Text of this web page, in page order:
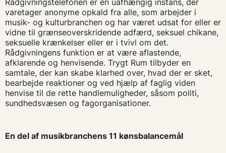
varetager anonyme opkald fra alle, som arbejder i
musik- og kulturbranchen og har været udsat for eller er
vidne til grænseoverskridende adfærd, seksuel chikane,
seksuelle krænkelser eller er i tvivl om det.
Rådgivningens funktion er at være aflastende,
afklarende og henvisende. Trygt Rum tilbyder en
samtale, der kan skabe klarhed over, hvad der er sket,
bearbejde reaktioner og ved hjælp af faglig viden
henvise til de rette handlemuligheder, såsom politi,
sundhedsvæsen og fagorganisationer.
En del af musikbranchens 11 kønsbalancemål